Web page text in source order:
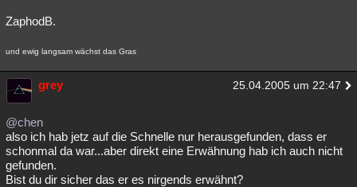
ZaphodB.
und ewig langsam wächst das Gras
grey 25.04.2005 um 22:47
@chen
also ich hab jetz auf die Schnelle nur herausgefunden, dass er
schonmal da war...aber direkt eine Erwähnung hab ich auch nicht
gefunden.
Bist du dir sicher das er es nirgends erwähnt?